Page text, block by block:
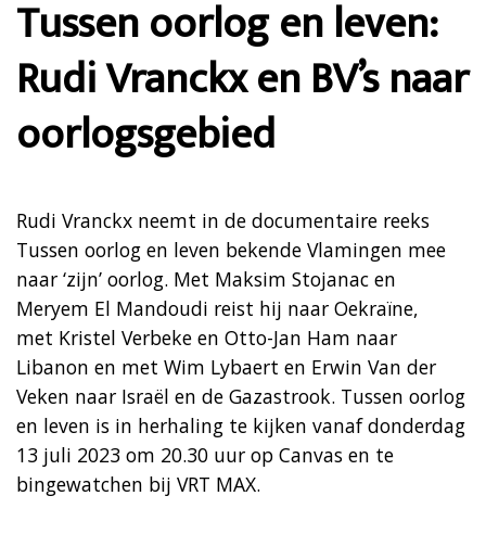
Tussen oorlog en leven:
Rudi Vranckx en BV’s naar
oorlogsgebied
Rudi Vranckx neemt in de documentaire reeks
Tussen oorlog en leven bekende Vlamingen mee
naar ‘zijn’ oorlog. Met Maksim Stojanac en
Meryem El Mandoudi reist hij naar Oekraïne,
met Kristel Verbeke en Otto-Jan Ham naar
Libanon en met Wim Lybaert en Erwin Van der
Veken naar Israël en de Gazastrook. Tussen oorlog
en leven is in herhaling te kijken vanaf donderdag
13 juli 2023 om 20.30 uur op Canvas en te
bingewatchen bij VRT MAX.